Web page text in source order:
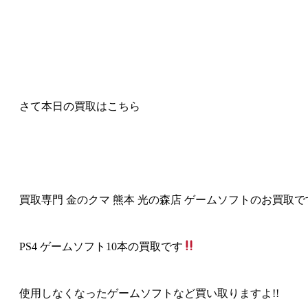
さて本日の買取はこちら
買取専門 金のクマ 熊本 光の森店 ゲームソフトのお買取で
PS4 ゲームソフト10本の買取です
使用しなくなったゲームソフトなど買い取りますよ!!